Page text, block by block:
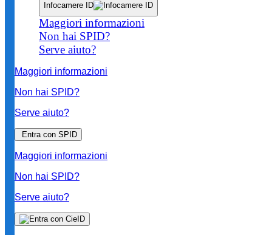
Infocamere ID
Maggiori informazioni
Non hai SPID?
Serve aiuto?
Maggiori informazioni
Non hai SPID?
Serve aiuto?
Entra con SPID
Maggiori informazioni
Non hai SPID?
Serve aiuto?